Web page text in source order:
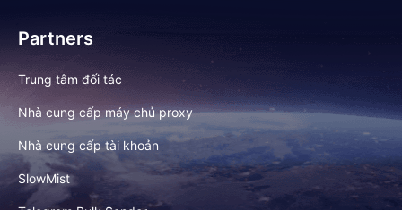
Partners
Trung tâm đối tác
Nhà cung cấp máy chủ proxy
Nhà cung cấp tài khoản
SlowMist